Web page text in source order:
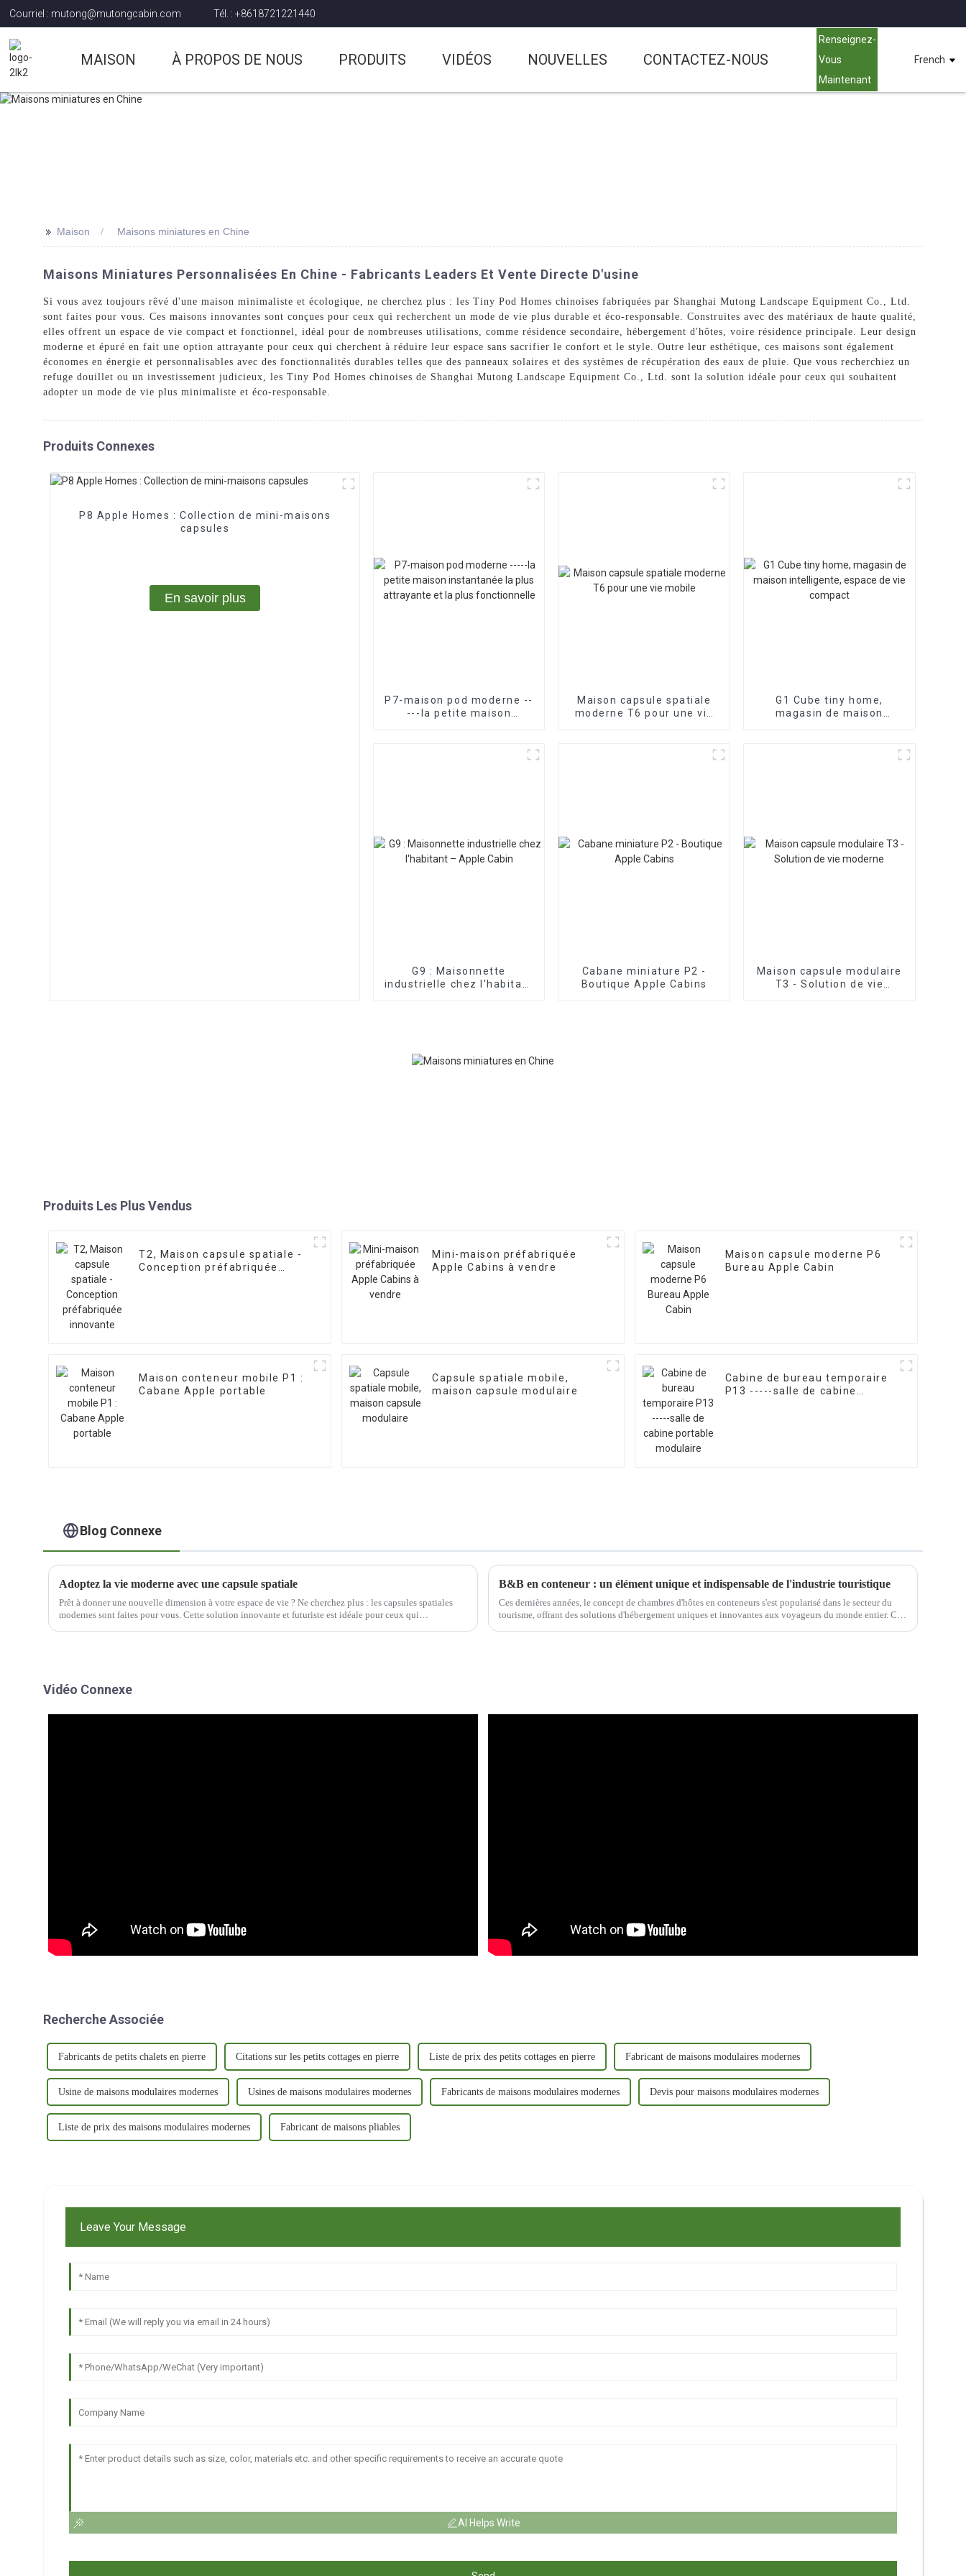
Courriel : mutong@mutongcabin.com Tél. : +8618721221440
MAISON À PROPOS DE NOUS PRODUITS VIDÉOS NOUVELLES CONTACTEZ-NOUS
Renseignez-
Vous
Maintenant
French
>> Maison Maisons miniatures en Chine
Maisons Miniatures Personnalisées En Chine - Fabricants Leaders Et Vente Directe D'usine
Si vous avez toujours rêvé d'une maison minimaliste et écologique, ne cherchez plus : les Tiny Pod Homes chinoises fabriquées par Shanghai Mutong Landscape Equipment Co., Ltd.
sont faites pour vous. Ces maisons innovantes sont conçues pour ceux qui recherchent un mode de vie plus durable et éco-responsable. Construites avec des matériaux de haute qualité,
elles offrent un espace de vie compact et fonctionnel, idéal pour de nombreuses utilisations, comme résidence secondaire, hébergement d'hôtes, voire résidence principale. Leur design
moderne et épuré en fait une option attrayante pour ceux qui cherchent à réduire leur espace sans sacrifier le confort et le style. Outre leur esthétique, ces maisons sont également
économes en énergie et personnalisables avec des fonctionnalités durables telles que des panneaux solaires et des systèmes de récupération des eaux de pluie. Que vous recherchiez un
refuge douillet ou un investissement judicieux, les Tiny Pod Homes chinoises de Shanghai Mutong Landscape Equipment Co., Ltd. sont la solution idéale pour ceux qui souhaitent
adopter un mode de vie plus minimaliste et éco-responsable.
Produits Connexes
P8 Apple Homes : Collection de mini-maisons
capsules
En savoir plus
P7-maison pod moderne --
---la petite maison
Maison capsule spatiale
moderne T6 pour une vie
G1 Cube tiny home,
magasin de maison
G9 : Maisonnette
industrielle chez l'habitant
Cabane miniature P2 -
Boutique Apple Cabins
Maison capsule modulaire
T3 - Solution de vie
Produits Les Plus Vendus
T2, Maison capsule spatiale -
Conception préfabriquée
Mini-maison préfabriquée
Apple Cabins à vendre
Maison capsule moderne P6
Bureau Apple Cabin
Maison conteneur mobile P1 :
Cabane Apple portable
Capsule spatiale mobile,
maison capsule modulaire
Cabine de bureau temporaire
P13 -----salle de cabine
Blog Connexe
Adoptez la vie moderne avec une capsule spatiale
Prêt à donner une nouvelle dimension à votre espace de vie ? Ne cherchez plus : les capsules spatiales
modernes sont faites pour vous. Cette solution innovante et futuriste est idéale pour ceux qui…
B&B en conteneur : un élément unique et indispensable de l'industrie touristique
Ces dernières années, le concept de chambres d'hôtes en conteneurs s'est popularisé dans le secteur du
tourisme, offrant des solutions d'hébergement uniques et innovantes aux voyageurs du monde entier. Ces
Vidéo Connexe
Recherche Associée
Fabricants de petits chalets en pierre Citations sur les petits cottages en pierre Liste de prix des petits cottages en pierre Fabricant de maisons modulaires modernes
Usine de maisons modulaires modernes Usines de maisons modulaires modernes Fabricants de maisons modulaires modernes Devis pour maisons modulaires modernes
Liste de prix des maisons modulaires modernes Fabricant de maisons pliables
Leave Your Message
AI Helps Write